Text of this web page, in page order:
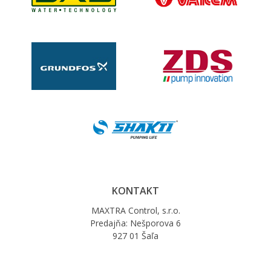
KONTAKT
MAXTRA Control, s.r.o.
Predajňa: Nešporova 6
927 01 Šaľa